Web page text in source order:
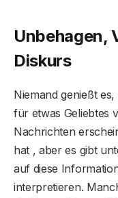
Unbehagen,
Diskurs
Niemand genießt
für etwas Geliebtes
Nachrichten
hat , aber es gibt
auf diese
interpretieren.